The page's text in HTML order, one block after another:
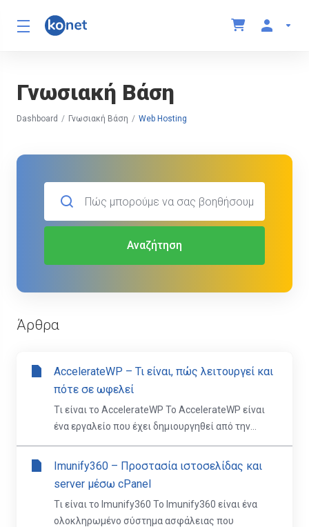
Γνωσιακή Βάση
Dashboard Γνωσιακή Βάση Web Hosting
Αναζήτηση
Άρθρα
AccelerateWP – Τι είναι, πώς λειτουργεί και
πότε σε ωφελεί
Τι είναι το AccelerateWP Το AccelerateWP είναι
ένα εργαλείο που έχει δημιουργηθεί από την...
Imunify360 – Προστασία ιστοσελίδας και
server μέσω cPanel
Τι είναι το Imunify360 Το Imunify360 είναι ένα
ολοκληρωμένο σύστημα ασφάλειας που